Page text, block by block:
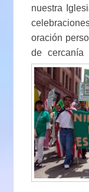
nuestra
oración
de